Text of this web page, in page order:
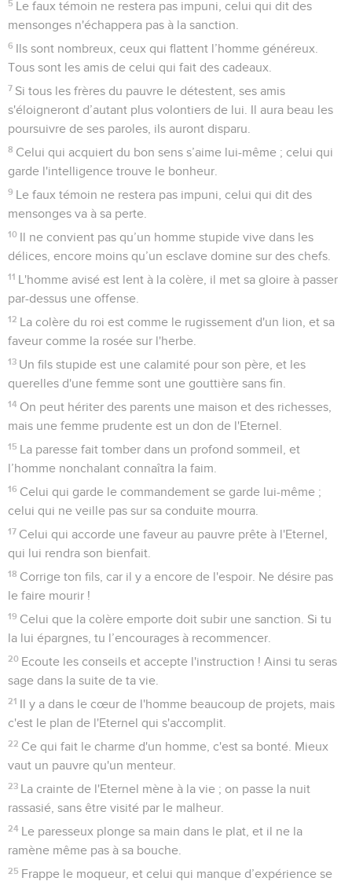
5 Le faux témoin ne restera pas impuni, celui qui dit des
mensonges n'échappera pas à la sanction.
6 Ils sont nombreux, ceux qui flattent l’homme généreux.
Tous sont les amis de celui qui fait des cadeaux.
7 Si tous les frères du pauvre le détestent, ses amis
s'éloigneront d’autant plus volontiers de lui. Il aura beau les
poursuivre de ses paroles, ils auront disparu.
8 Celui qui acquiert du bon sens s’aime lui-même ; celui qui
garde l'intelligence trouve le bonheur.
9 Le faux témoin ne restera pas impuni, celui qui dit des
mensonges va à sa perte.
10 Il ne convient pas qu’un homme stupide vive dans les
délices, encore moins qu’un esclave domine sur des chefs.
11 L'homme avisé est lent à la colère, il met sa gloire à passer
par-dessus une offense.
12 La colère du roi est comme le rugissement d'un lion, et sa
faveur comme la rosée sur l'herbe.
13 Un fils stupide est une calamité pour son père, et les
querelles d'une femme sont une gouttière sans fin.
14 On peut hériter des parents une maison et des richesses,
mais une femme prudente est un don de l'Eternel.
15 La paresse fait tomber dans un profond sommeil, et
l’homme nonchalant connaîtra la faim.
16 Celui qui garde le commandement se garde lui-même ;
celui qui ne veille pas sur sa conduite mourra.
17 Celui qui accorde une faveur au pauvre prête à l'Eternel,
qui lui rendra son bienfait.
18 Corrige ton fils, car il y a encore de l'espoir. Ne désire pas
le faire mourir !
19 Celui que la colère emporte doit subir une sanction. Si tu
la lui épargnes, tu l’encourages à recommencer.
20 Ecoute les conseils et accepte l'instruction ! Ainsi tu seras
sage dans la suite de ta vie.
21 Il y a dans le cœur de l'homme beaucoup de projets, mais
c'est le plan de l'Eternel qui s'accomplit.
22 Ce qui fait le charme d'un homme, c'est sa bonté. Mieux
vaut un pauvre qu'un menteur.
23 La crainte de l'Eternel mène à la vie ; on passe la nuit
rassasié, sans être visité par le malheur.
24 Le paresseux plonge sa main dans le plat, et il ne la
ramène même pas à sa bouche.
25 Frappe le moqueur, et celui qui manque d’expérience se